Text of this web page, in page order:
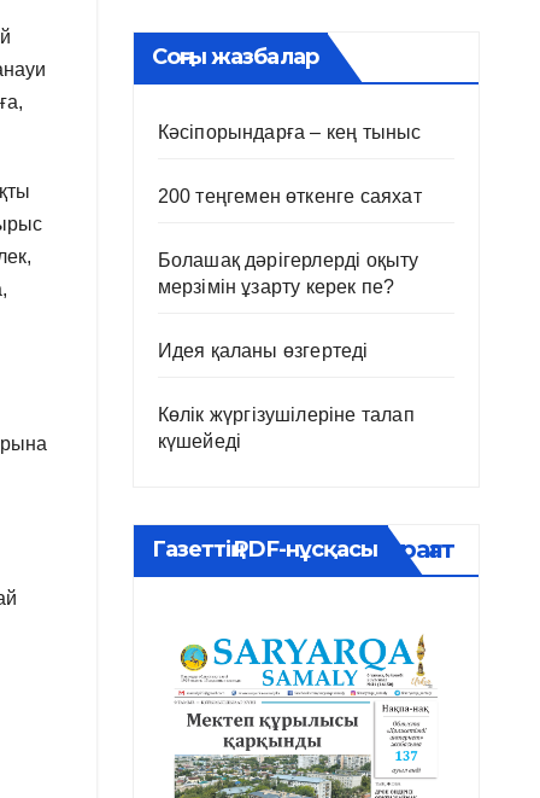
Соңғы жазбалар
Кәсіпорындарға – кең тыныс
200 теңгемен өткенге саяхат
Болашақ дәрігерлерді оқыту
мерзімін ұзарту керек пе?
Идея қаланы өзгертеді
Көлік жүргізушілеріне талап
күшейеді
Газеттің PDF-нұсқасыМұрағат